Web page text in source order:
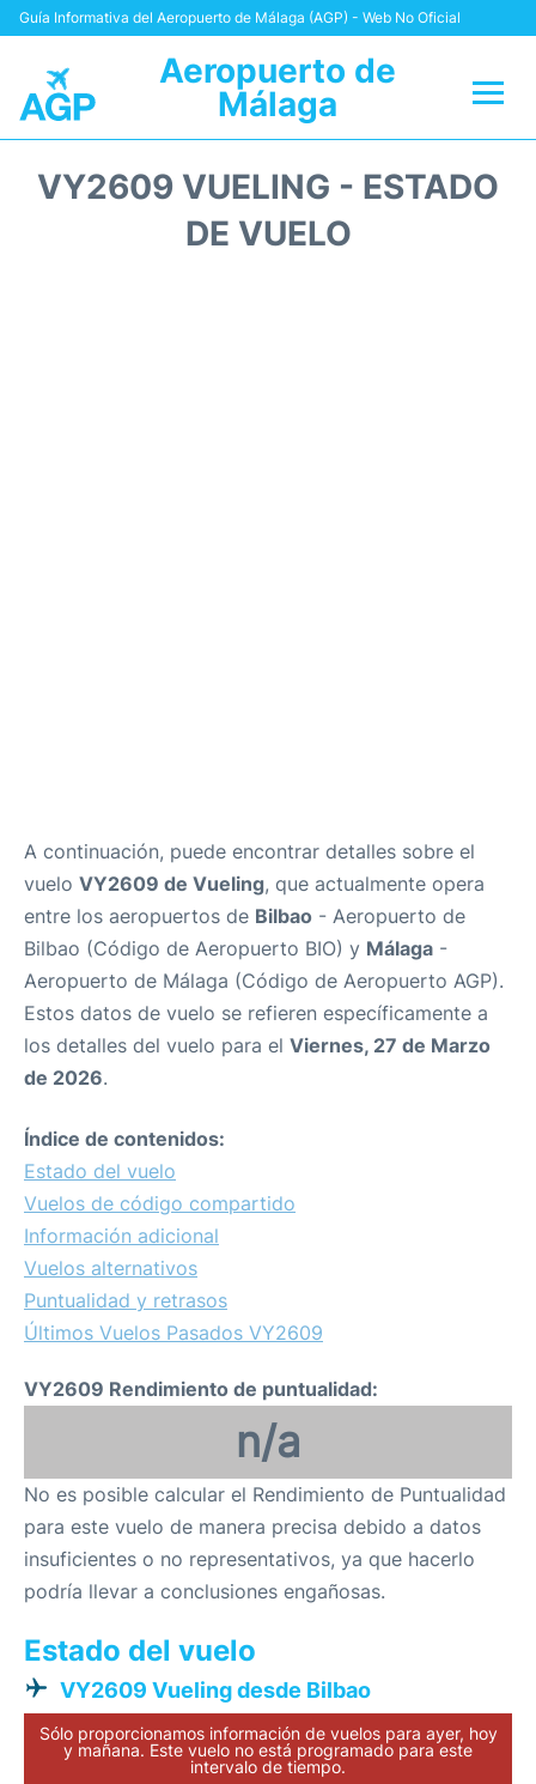
Guía Informativa del Aeropuerto de Málaga (AGP) - Web No Oficial
Aeropuerto de
Málaga
VY2609 VUELING - ESTADO
DE VUELO
A continuación, puede encontrar detalles sobre el
vuelo VY2609 de Vueling, que actualmente opera
entre los aeropuertos de Bilbao - Aeropuerto de
Bilbao (Código de Aeropuerto BIO) y Málaga -
Aeropuerto de Málaga (Código de Aeropuerto AGP).
Estos datos de vuelo se refieren específicamente a
los detalles del vuelo para el Viernes, 27 de Marzo
de 2026.
Índice de contenidos:
Estado del vuelo
Vuelos de código compartido
Información adicional
Vuelos alternativos
Puntualidad y retrasos
Últimos Vuelos Pasados VY2609
VY2609 Rendimiento de puntualidad:
n/a
No es posible calcular el Rendimiento de Puntualidad
para este vuelo de manera precisa debido a datos
insuficientes o no representativos, ya que hacerlo
podría llevar a conclusiones engañosas.
Estado del vuelo
VY2609 Vueling desde Bilbao
Sólo proporcionamos información de vuelos para ayer, hoy
y mañana. Este vuelo no está programado para este
intervalo de tiempo.